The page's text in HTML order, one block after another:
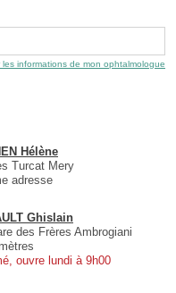
les informations de mon ophtalmologue
Hélène
Turcat Mery
adresse
Ghislain
des Frères Ambrogiani
ouvre lundi à 9h00